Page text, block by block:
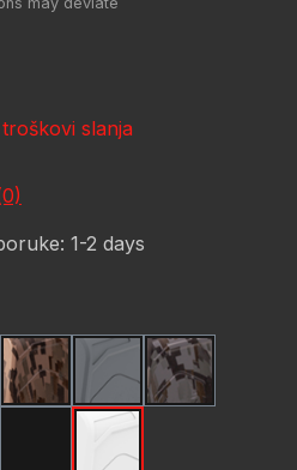
slanja
1-2 days
(Flat Dark Earth)
FDE CamoGunmetalGunmetal
Red CamoWhite